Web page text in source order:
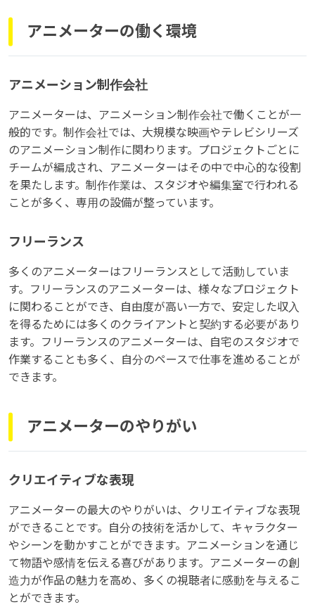
アニメーターの働く環境
アニメーション制作会社
アニメーターは、アニメーション制作会社で働くことが一
般的です。制作会社では、大規模な映画やテレビシリーズ
のアニメーション制作に関わります。プロジェクトごとに
チームが編成され、アニメーターはその中で中心的な役割
を果たします。制作作業は、スタジオや編集室で行われる
ことが多く、専用の設備が整っています。
フリーランス
多くのアニメーターはフリーランスとして活動していま
す。フリーランスのアニメーターは、様々なプロジェクト
に関わることができ、自由度が高い一方で、安定した収入
を得るためには多くのクライアントと契約する必要があり
ます。フリーランスのアニメーターは、自宅のスタジオで
作業することも多く、自分のペースで仕事を進めることが
できます。
アニメーターのやりがい
クリエイティブな表現
アニメーターの最大のやりがいは、クリエイティブな表現
ができることです。自分の技術を活かして、キャラクター
やシーンを動かすことができます。アニメーションを通じ
て物語や感情を伝える喜びがあります。アニメーターの創
造力が作品の魅力を高め、多くの視聴者に感動を与えるこ
とができます。